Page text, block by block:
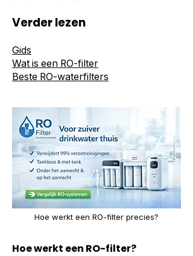
Verder lezen
Gids
Wat is een RO-filter
Beste RO-waterfilters
Hoe werkt een RO-filter precies?
Hoe werkt een RO-filter?